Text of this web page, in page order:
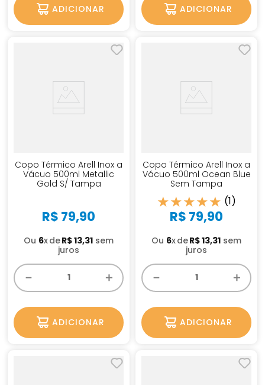
ADICIONAR ADICIONAR
Copo Térmico Arell Inox a
Vácuo 500ml Metallic
Gold S/ Tampa
R$ 79,90
Ou 6x R$13,31 sem
juros
＋
－
ADICIONAR
Copo Térmico Arell Inox a
Vácuo 500ml Ocean Blue
Sem Tampa
★★★★★ (1)
R$ 79,90
Ou 6x R$13,31 sem
juros
＋
－
ADICIONAR